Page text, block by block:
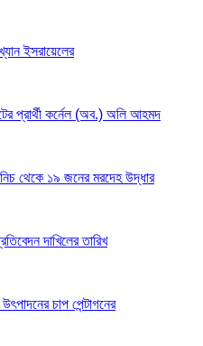
ইসরায়েলের
প্রার্থী কর্নেল (অব.) অলি আহমদ
থেকে ১৯ জনের মরদেহ উদ্ধার
দাখিলের তারিখ
চাপ পেন্টাগনের